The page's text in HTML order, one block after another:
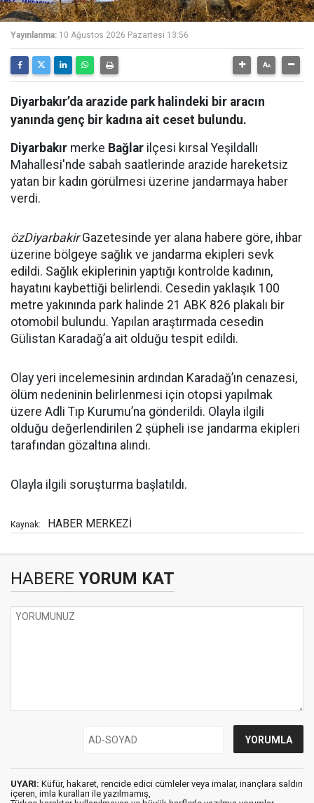
Yayınlanma: 10 Ağustos 2026 Pazartesi 13:56
Diyarbakır’da arazide park halindeki bir aracın
yanında genç bir kadına ait ceset bulundu.
Diyarbakır merke Bağlar ilçesi kırsal Yeşildallı
Mahallesi'nde sabah saatlerinde arazide hareketsiz
yatan bir kadın görülmesi üzerine jandarmaya haber
verdi.
özDiyarbakirGazetesinde yer alana habere göre, ihbar
üzerine bölgeye sağlık ve jandarma ekipleri sevk
edildi. Sağlık ekiplerinin yaptığı kontrolde kadının,
hayatını kaybettiği belirlendi. Cesedin yaklaşık 100
metre yakınında park halinde 21 ABK 826 plakalı bir
otomobil bulundu. Yapılan araştırmada cesedin
Gülistan Karadağ’a ait olduğu tespit edildi.
Olay yeri incelemesinin ardından Karadağ’ın cenazesi,
ölüm nedeninin belirlenmesi için otopsi yapılmak
üzere Adli Tıp Kurumu’na gönderildi. Olayla ilgili
olduğu değerlendirilen 2 şüpheli ise jandarma ekipleri
tarafından gözaltına alındı.
Olayla ilgili soruşturma başlatıldı.
Kaynak: HABER MERKEZİ
HABERE YORUM KAT
UYARI: Küfür, hakaret, rencide edici cümleler veya imalar, inançlara saldırı
içeren, imla kuralları ile yazılmamış,